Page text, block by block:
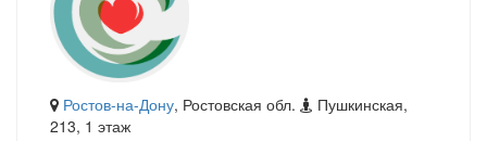
Ростов-на-Дону, Ростовская обл.
Пушкинская,
213, 1 этаж